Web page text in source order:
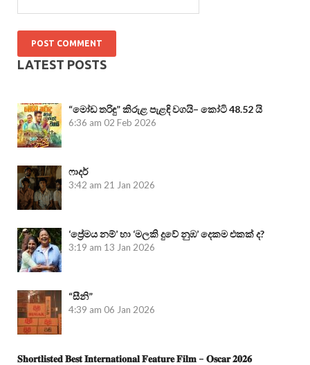
LATEST POSTS
“මෝඩ තරිඳු” කිරුළ පැළඳි වගයි– කෝටි 48.52 යි
6:36 am 02 Feb 2026
ෆාදර්
3:42 am 21 Jan 2026
‘ප්‍රේමය නම්’ හා ‘මලකි දුවේ නුඹ’ දෙකම එකක් ද?
3:19 am 13 Jan 2026
“සීනි”
4:39 am 06 Jan 2026
𝐒𝐡𝐨𝐫𝐭𝐥𝐢𝐬𝐭𝐞𝐝 𝐁𝐞𝐬𝐭 𝐈𝐧𝐭𝐞𝐫𝐧𝐚𝐭𝐢𝐨𝐧𝐚𝐥 𝐅𝐞𝐚𝐭𝐮𝐫𝐞 𝐅𝐢𝐥𝐦 – 𝐎𝐬𝐜𝐚𝐫 𝟐𝟎𝟐𝟔